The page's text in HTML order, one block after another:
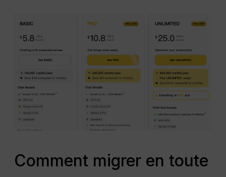
Comment migrer en toute